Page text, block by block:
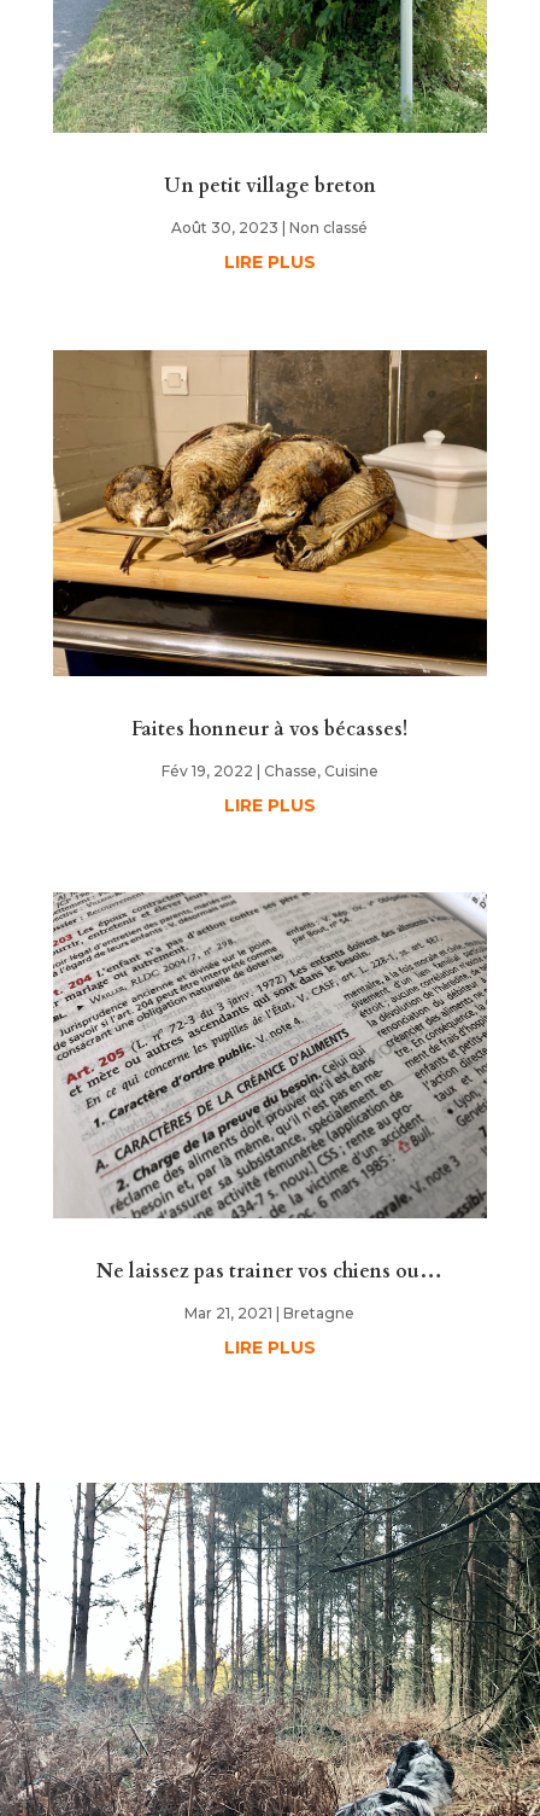
Un petit village breton
Août 30, 2023 |Non classé
LIRE PLUS
Faites honneur à vos bécasses!
Fév 19, 2022 Chasse, Cuisine
LIRE PLUS
Ne laissez pas trainer vos chiens ou…
Mar 21, 2021 |Bretagne
LIRE PLUS